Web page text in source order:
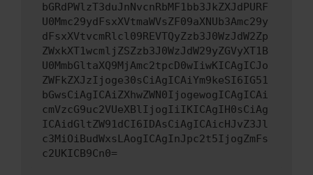
bGRdPWlzT3duJnNvcnRbMF1bb3JkZXJdPURF
U0Mmc29ydFsxXVtmaWVsZF09aXNUb3Amc29y
dFsxXVtvcmRlcl09REVTQyZzb3J0WzJdW2Zp
ZWxkXT1wcmljZSZzb3J0WzJdW29yZGVyXT1B
U0MmbGltaXQ9MjAmc2tpcD0wIiwKICAgICJo
ZWFkZXJzIjoge30sCiAgICAiYm9keSI6IG51
bGwsCiAgICAiZXhwZWN0IjogewogICAgICAi
cmVzcG9uc2VUeXBlIjogIiIKICAgIH0sCiAg
ICAidGltZW91dCI6IDAsCiAgICAicHJvZ3Jl
c3MiOiBudWxsLAogICAgInJpc2t5IjogZmFs
c2UKICB9Cn0=